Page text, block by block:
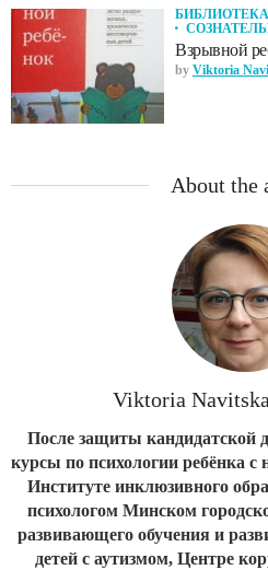
Взрывной
by Viktoria
About the
Viktoria
После защиты кандидатской
курсы по психологии ребёнка
Институте инклюзивного
психологом Минском
развивающего обучения и
детей с аутизмом, Центре